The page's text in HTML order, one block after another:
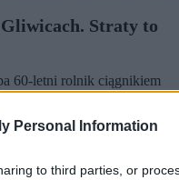
Personal Information
to third parties, or
Straty to
60-letni rolnik ciągnikiem
asfalt, niszcząc
uczynku. Straty